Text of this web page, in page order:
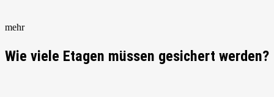
mehr
Wie viele Etagen müssen gesichert werden?